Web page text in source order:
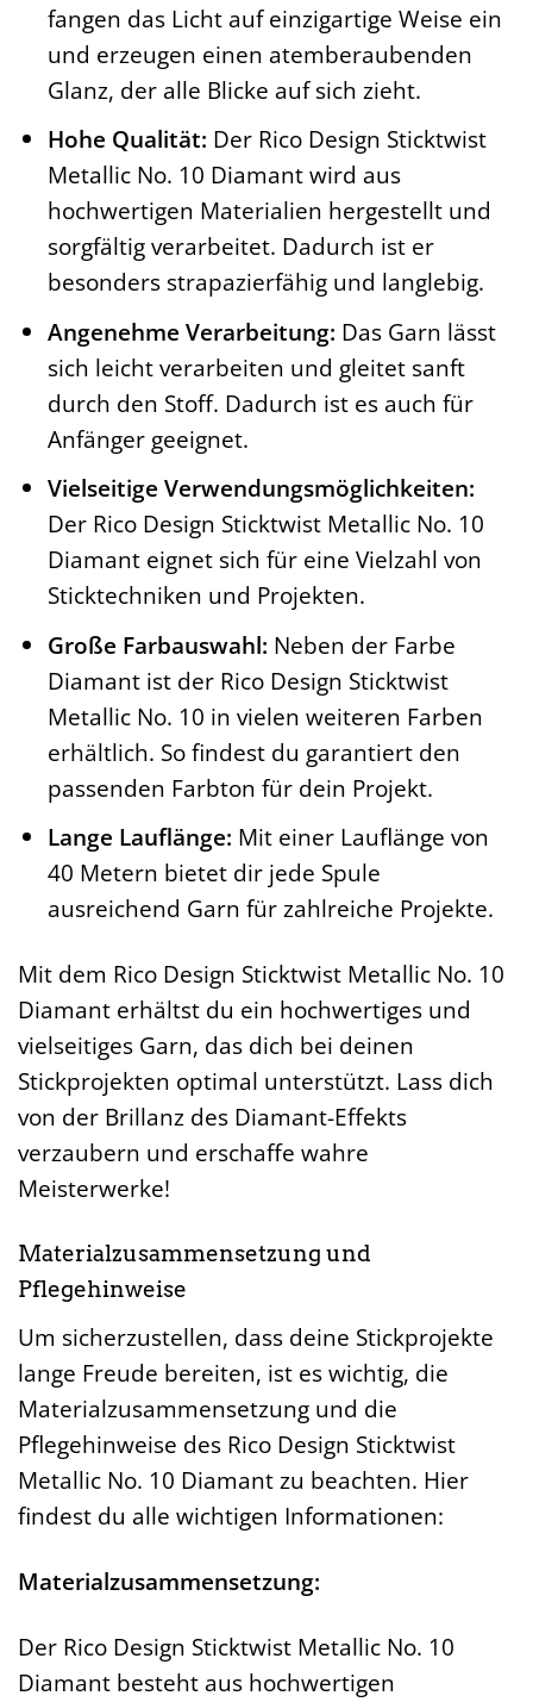
fangen das Licht auf einzigartige Weise ein
und erzeugen einen atemberaubenden
Glanz, der alle Blicke auf sich zieht.
Hohe Qualität: Der Rico Design Sticktwist
Metallic No. 10 Diamant wird aus
hochwertigen Materialien hergestellt und
sorgfältig verarbeitet. Dadurch ist er
besonders strapazierfähig und langlebig.
Angenehme Verarbeitung: Das Garn lässt
sich leicht verarbeiten und gleitet sanft
durch den Stoff. Dadurch ist es auch für
Anfänger geeignet.
Vielseitige Verwendungsmöglichkeiten:
Der Rico Design Sticktwist Metallic No. 10
Diamant eignet sich für eine Vielzahl von
Sticktechniken und Projekten.
Große Farbauswahl: Neben der Farbe
Diamant ist der Rico Design Sticktwist
Metallic No. 10 in vielen weiteren Farben
erhältlich. So findest du garantiert den
passenden Farbton für dein Projekt.
Lange Lauflänge: Mit einer Lauflänge von
40 Metern bietet dir jede Spule
ausreichend Garn für zahlreiche Projekte.
Mit dem Rico Design Sticktwist Metallic No. 10
Diamant erhältst du ein hochwertiges und
vielseitiges Garn, das dich bei deinen
Stickprojekten optimal unterstützt. Lass dich
von der Brillanz des Diamant-Effekts
verzaubern und erschaffe wahre
Meisterwerke!
Materialzusammensetzung und
Pflegehinweise
Um sicherzustellen, dass deine Stickprojekte
lange Freude bereiten, ist es wichtig, die
Materialzusammensetzung und die
Pflegehinweise des Rico Design Sticktwist
Metallic No. 10 Diamant zu beachten. Hier
findest du alle wichtigen Informationen:
Materialzusammensetzung:
Der Rico Design Sticktwist Metallic No. 10
Diamant besteht aus hochwertigen